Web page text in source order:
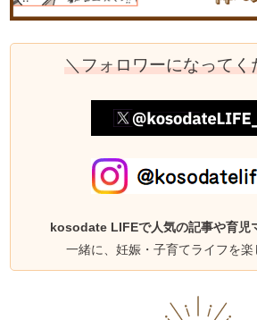
＼フォロワーになってく
kosodate LIFEで人気の記事や育児
一緒に、妊娠・子育てライフを楽